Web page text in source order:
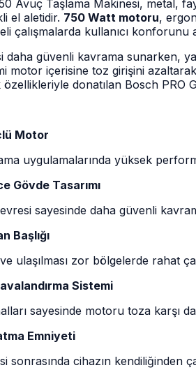
Avuç Taşlama Makinesi, metal,
el aletidir. 750 Watt motoru,
çalışmalarda kullanıcı konforunu
güvenli kavrama sunarken,
motor içerisine toz girişini
özellikleriyle donatılan Bosch
Motor
uygulamalarında yüksek
Gövde Tasarımı
sayesinde daha güvenli
Başlığı
ulaşılması zor bölgelerde rahat
Sistemi
sayesinde motoru toza karşı
Emniyeti
sonrasında cihazın kendiliğinden